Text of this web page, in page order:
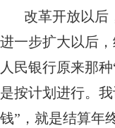
改革开放以后
进一步扩大以后
人民银行原来那
是按计划进行。
钱”，就是结算年